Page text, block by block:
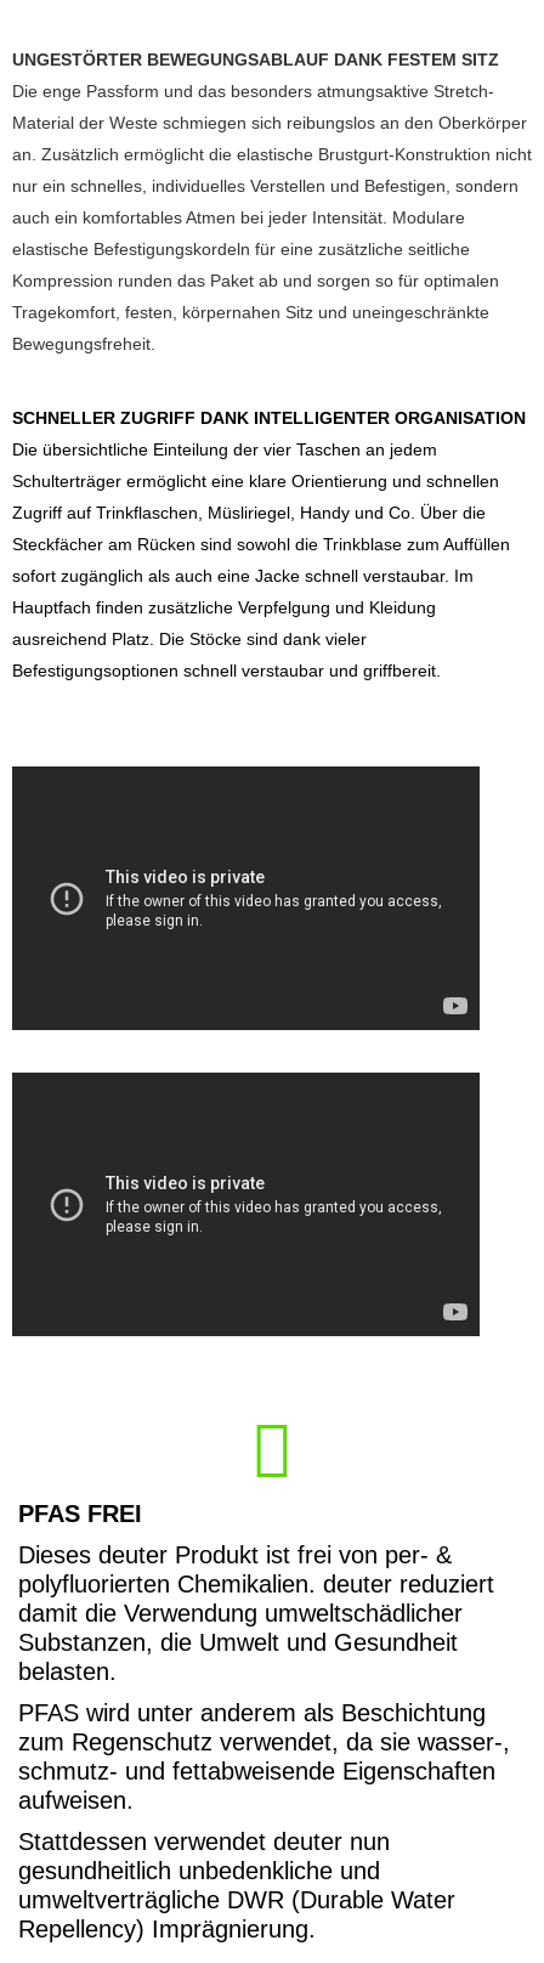
UNGESTÖRTER BEWEGUNGSABLAUF DANK FESTEM SITZ
Die enge Passform und das besonders atmungsaktive Stretch-
Material der Weste schmiegen sich reibungslos an den Oberkörper
an. Zusätzlich ermöglicht die elastische Brustgurt-Konstruktion nicht
nur ein schnelles, individuelles Verstellen und Befestigen, sondern
auch ein komfortables Atmen bei jeder Intensität. Modulare
elastische Befestigungskordeln für eine zusätzliche seitliche
Kompression runden das Paket ab und sorgen so für optimalen
Tragekomfort, festen, körpernahen Sitz und uneingeschränkte
Bewegungsfreheit.
SCHNELLER ZUGRIFF DANK INTELLIGENTER ORGANISATION
Die übersichtliche Einteilung der vier Taschen an jedem
Schulterträger ermöglicht eine klare Orientierung und schnellen
Zugriff auf Trinkflaschen, Müsliriegel, Handy und Co. Über die
Steckfächer am Rücken sind sowohl die Trinkblase zum Auffüllen
sofort zugänglich als auch eine Jacke schnell verstaubar. Im
Hauptfach finden zusätzliche Verpfelgung und Kleidung
ausreichend Platz. Die Stöcke sind dank vieler
Befestigungsoptionen schnell verstaubar und griffbereit.
PFAS FREI
Dieses deuter Produkt ist frei von per- &
polyfluorierten Chemikalien. deuter reduziert
damit die Verwendung umweltschädlicher
Substanzen, die Umwelt und Gesundheit
belasten.
PFAS wird unter anderem als Beschichtung
zum Regenschutz verwendet, da sie wasser-,
schmutz- und fettabweisende Eigenschaften
aufweisen.
Stattdessen verwendet deuter nun
gesundheitlich unbedenkliche und
umweltverträgliche DWR (Durable Water
Repellency) Imprägnierung.